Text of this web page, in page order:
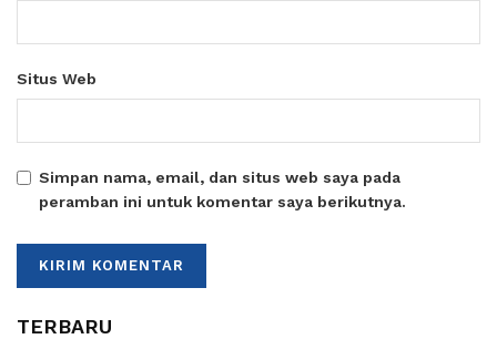
Situs Web
Simpan nama, email, dan situs web saya pada
peramban ini untuk komentar saya berikutnya.
TERBARU